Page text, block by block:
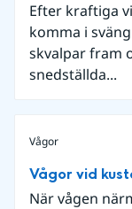
Efter kraftiga
komma i
skvalpar fram
snedställda...
Vågor
Vågor vid
När vågen